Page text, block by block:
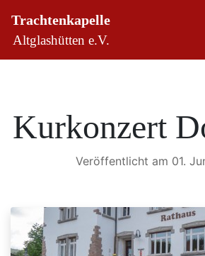
Trachtenkapelle
Altglashütten e.V.
Kurkonzert
Veröffentlicht am 01.